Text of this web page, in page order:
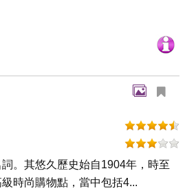
。其悠久歷史始自1904年，時至
時尚購物點，當中包括4...